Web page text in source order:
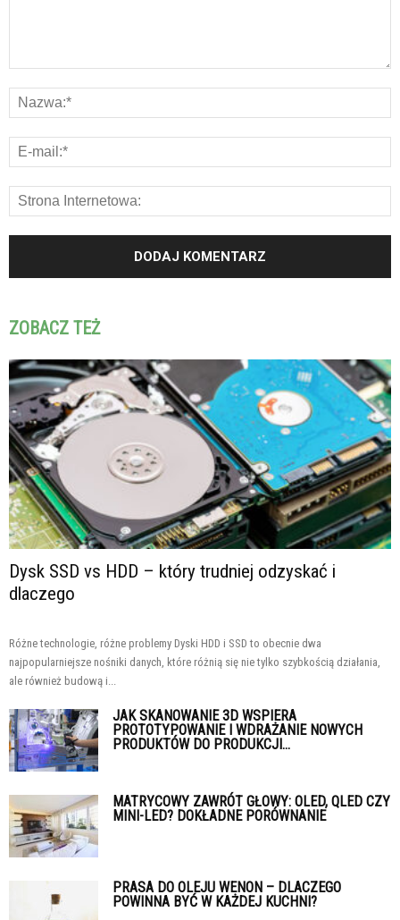
ZOBACZ TEŻ
Dysk SSD vs HDD – który trudniej odzyskać i
dlaczego
Różne technologie, różne problemy Dyski HDD i SSD to obecnie dwa
najpopularniejsze nośniki danych, które różnią się nie tylko szybkością działania,
ale również budową i...
JAK SKANOWANIE 3D WSPIERA
PROTOTYPOWANIE I WDRAŻANIE NOWYCH
PRODUKTÓW DO PRODUKCJI...
MATRYCOWY ZAWRÓT GŁOWY: OLED, QLED CZY
MINI-LED? DOKŁADNE PORÓWNANIE
PRASA DO OLEJU WENON – DLACZEGO
POWINNA BYĆ W KAŻDEJ KUCHNI?